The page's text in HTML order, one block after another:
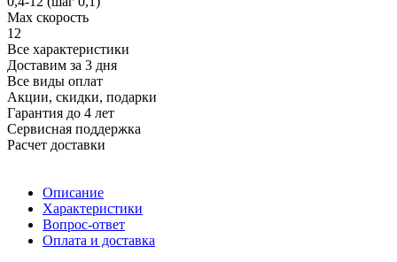
Max скорость
12
Все характеристики
Доставим за 3 дня
Все виды оплат
Акции, скидки, подарки
Гарантия до 4 лет
Сервисная поддержка
Расчет доставки
Описание
Характеристики
Вопрос-ответ
Оплата и доставка